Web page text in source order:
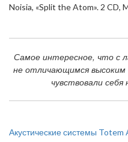
Noisia, «Split the Atom». 2 CD,
Самое интересное, что с
не отличающимся высоким
чувствовали себя
Акустические системы Totem